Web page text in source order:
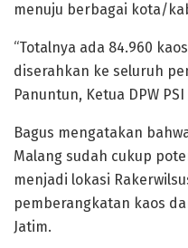
menuju berbagai kota/
“Totalnya ada 84.960
diserahkan ke seluruh
Panuntun, Ketua DPW PSI
Bagus mengatakan
Malang sudah cukup
menjadi lokasi
pemberangkatan kaos
Jatim.